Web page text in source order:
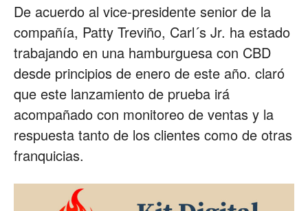
De acuerdo al vice-presidente senior de la
compañía, Patty Treviño, Carl´s Jr. ha estado
trabajando en una hamburguesa con CBD
desde principios de enero de este año. claró
que este lanzamiento de prueba irá
acompañado con monitoreo de ventas y la
respuesta tanto de los clientes como de otras
franquicias.